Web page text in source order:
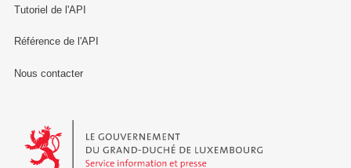
Tutoriel de l'API
Référence de l'API
Nous contacter
Le Gouvernement du Grand-Duché de Luxembourg - Service